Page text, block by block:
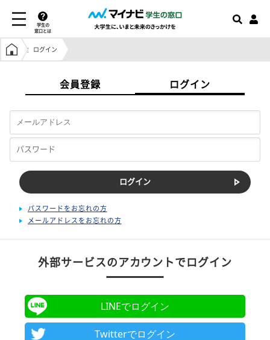
学生の
窓口とは
学生の窓口トップ
ログイン
会員登録 ログイン
パスワードをお忘れの方
メールアドレスをお忘れの方
外部サービスのアカウントでログイン
LINEでログイン
Twitterでログイン